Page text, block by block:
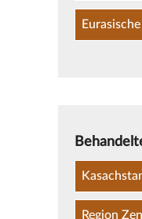
Region